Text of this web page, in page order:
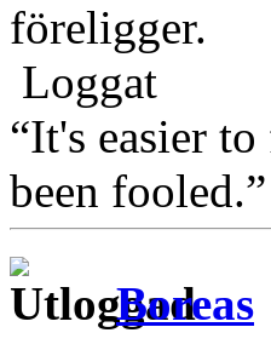
föreligger.
Loggat
“It's easier
been fooled.”
Boreas